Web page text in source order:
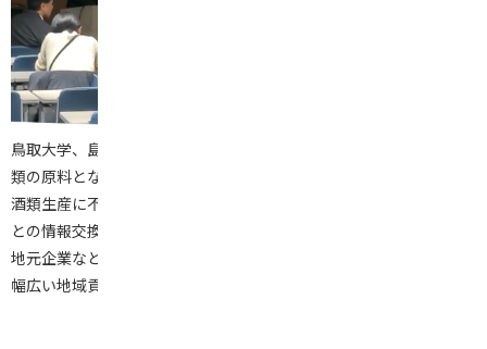
鳥取大学、島根大学、山口大学では「酒育研究会」を組織化し、酒
類の原料となる米・小麦・カンショの生産に関わる「栽培学」と、
酒類生産に不可欠な「発酵学」をキーワードに、中国地方の関係者
との情報交換を目的とした集会や勉強会を開催している。さらに、
地元企業などとの連携研究や学生教育にも取り組み、教育研究での
幅広い地域貢献を目指している。